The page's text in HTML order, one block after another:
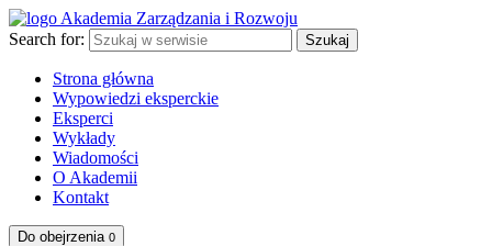
Search for: Szukaj
Strona główna
Wypowiedzi eksperckie
Eksperci
Wykłady
Wiadomości
O Akademii
Kontakt
Do obejrzenia 0